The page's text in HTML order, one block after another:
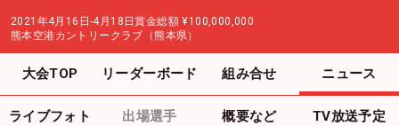
2021年4月16日-4月18日賞金総額 ¥100,000,000
熊本空港カントリークラブ（熊本県）
大会TOP リーダーボード 組み合せ ニュース
ライブフォト 出場選手 概要など TV放送予定